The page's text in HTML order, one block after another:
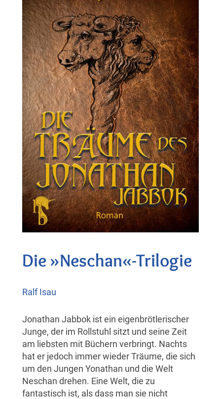
Die »Neschan«-Trilogie
Ralf Isau
Jonathan Jabbok ist ein eigenbrötlerischer
Junge, der im Rollstuhl sitzt und seine Zeit
am liebsten mit Büchern verbringt. Nachts
hat er jedoch immer wieder Träume, die sich
um den Jungen Yonathan und die Welt
Neschan drehen. Eine Welt, die zu
fantastisch ist, als dass man sie nicht